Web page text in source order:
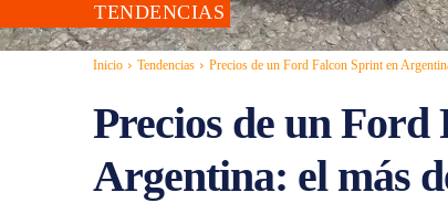
TENDENCIAS
Inicio Tendencias Precios de un Ford Falcon Sprint en
Precios de un Ford
Argentina: el más